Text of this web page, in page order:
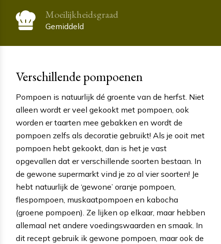
Moeilijkheidsgraad
Gemiddeld
Verschillende pompoenen
Pompoen is natuurlijk dé groente van de herfst. Niet
alleen wordt er veel gekookt met pompoen, ook
worden er taarten mee gebakken en wordt de
pompoen zelfs als decoratie gebruikt! Als je ooit met
pompoen hebt gekookt, dan is het je vast
opgevallen dat er verschillende soorten bestaan. In
de gewone supermarkt vind je zo al vier soorten! Je
hebt natuurlijk de ‘gewone’ oranje pompoen,
flespompoen, muskaatpompoen en kabocha
(groene pompoen). Ze lijken op elkaar, maar hebben
allemaal net andere voedingswaarden en smaak. In
dit recept gebruik ik gewone pompoen, maar ook de